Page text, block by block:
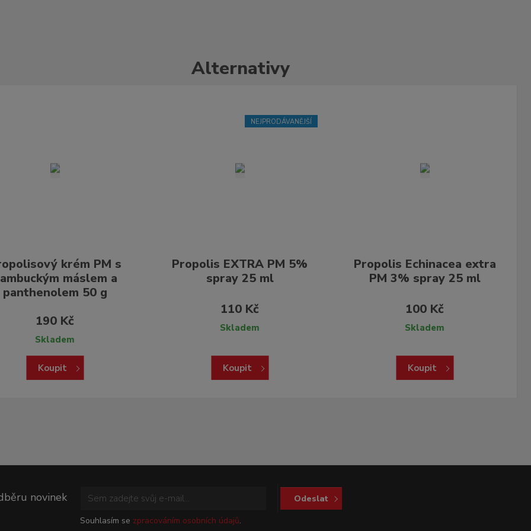
Alternativy
krém PM s
máslem a
panthenolem 50 g
190 Kč
Skladem
Koupit
NEJPRODÁVANĚJŠÍ
Propolis EXTRA PM 5%
spray 25 ml
110 Kč
Skladem
Koupit
Propolis Echinacea extra
PM 3% spray 25 ml
100 Kč
Skladem
Koupit
novinek
Odeslat
Souhlasím se zpracováním osobních údajů.